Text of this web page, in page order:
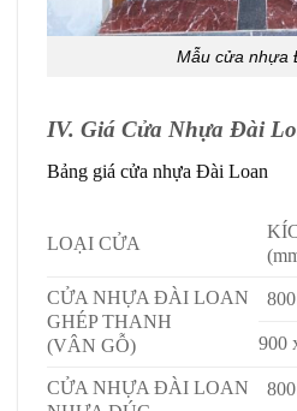
Mẫu cửa nhựa
IV. Giá Cửa Nhựa Đài
Bảng giá cửa nhựa Đài Loan
LOẠI CỬA
CỬA NHỰA ĐÀI LOAN
GHÉP THANH
(VÂN GỖ)
900
CỬA NHỰA ĐÀI LOAN